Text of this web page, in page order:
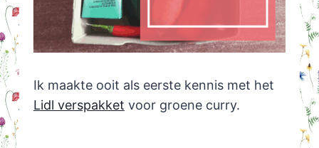
Ik maakte ooit als eerste kennis met het
Lidl verspakket voor groene curry.